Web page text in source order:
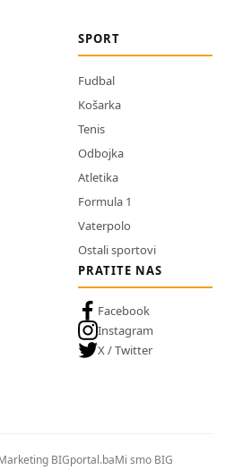
SPORT
Fudbal
Košarka
Tenis
Odbojka
Atletika
Formula 1
Vaterpolo
Ostali sportovi
PRATITE NAS
Facebook
Instagram
X / Twitter
BIGportal.baMi smo BIG